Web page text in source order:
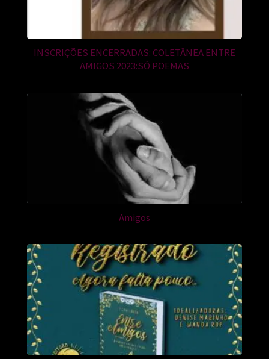
INSCRIÇÕES ENCERRADAS: COLETÂNEA ENTRE
AMIGOS 2023:SÓ POEMAS
Amigos